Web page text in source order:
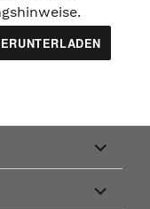
anzeigen
anzeigen